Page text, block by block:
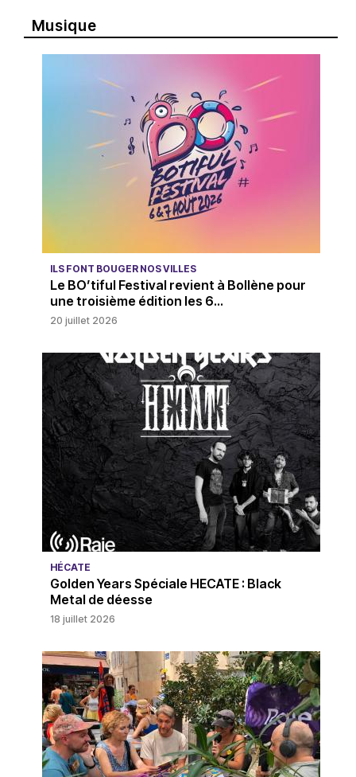
Musique
ILS FONT BOUGER NOS VILLES
Le BO’tiful Festival revient à Bollène pour
une troisième édition les 6...
20 juillet 2026
HÉCATE
Golden Years Spéciale HECATE : Black
Metal de déesse
18 juillet 2026